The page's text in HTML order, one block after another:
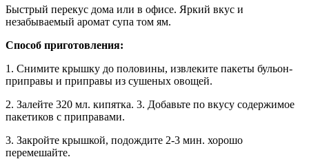
Быстрый перекус дома или в офисе. Яркий вкус и
незабываемый аромат супа том ям.
Способ приготовления:
1. Снимите крышку до половины, извлеките пакеты бульон-
приправы и приправы из сушеных овощей.
2. Залейте 320 мл. кипятка. 3. Добавьте по вкусу содержимое
пакетиков с приправами.
3. Закройте крышкой, подождите 2-3 мин. хорошо
перемешайте.